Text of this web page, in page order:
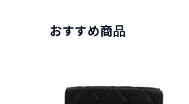
おすすめ商品